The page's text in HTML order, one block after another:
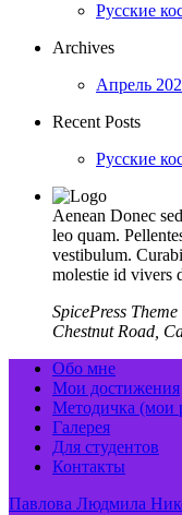
Русские
Archives
Апрель
Recent Posts
Русские
Aenean Donec
leo quam.
vestibulum.
molestie id vivers
SpicePress Theme
Chestnut Road,
Обо мне
Мои достижения
Методичка (мои
Галерея
Для студентов
Контакты
Павлова Людмила